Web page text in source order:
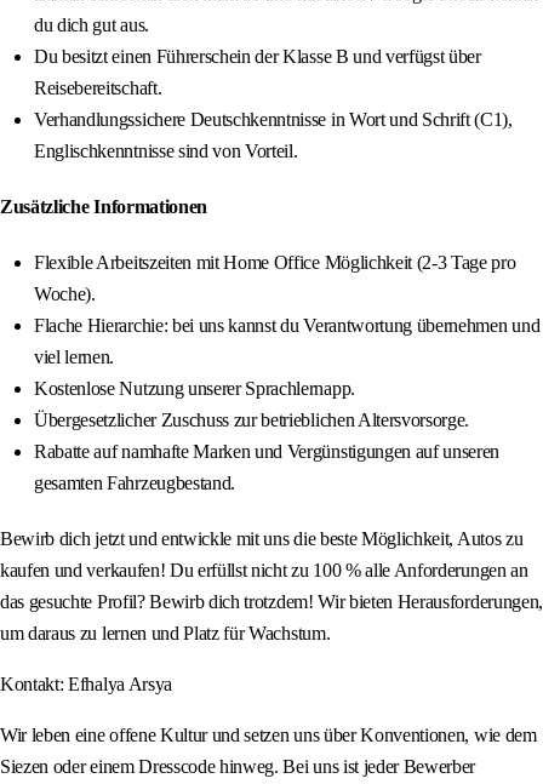
du dich gut aus.
Du besitzt einen Führerschein der Klasse B und verfügst über
Reisebereitschaft.
Verhandlungssichere Deutschkenntnisse in Wort und Schrift (C1),
Englischkenntnisse sind von Vorteil.
Zusätzliche Informationen
Flexible Arbeitszeiten mit Home Office Möglichkeit (2-3 Tage pro
Woche).
Flache Hierarchie: bei uns kannst du Verantwortung übernehmen und
viel lernen.
Kostenlose Nutzung unserer Sprachlernapp.
Übergesetzlicher Zuschuss zur betrieblichen Altersvorsorge.
Rabatte auf namhafte Marken und Vergünstigungen auf unseren
gesamten Fahrzeugbestand.
Bewirb dich jetzt und entwickle mit uns die beste Möglichkeit, Autos zu
kaufen und verkaufen! Du erfüllst nicht zu 100 % alle Anforderungen an
das gesuchte Profil? Bewirb dich trotzdem! Wir bieten Herausforderungen,
um daraus zu lernen und Platz für Wachstum.
Kontakt: Efhalya Arsya
Wir leben eine offene Kultur und setzen uns über Konventionen, wie dem
Siezen oder einem Dresscode hinweg. Bei uns ist jeder Bewerber